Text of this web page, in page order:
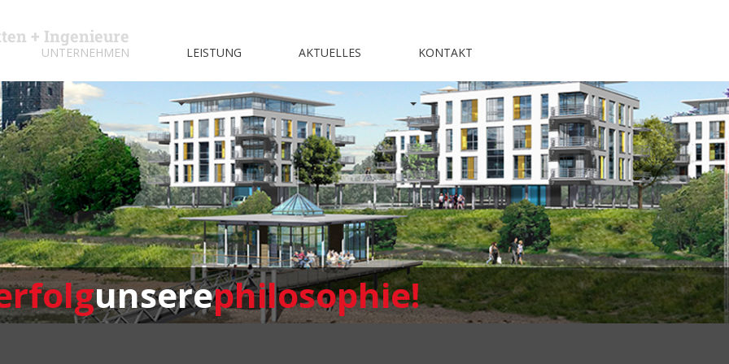
+ Ingenieure
UNTERNEHMEN LEISTUNG AKTUELLES KONTAKT
unserephilosophie!